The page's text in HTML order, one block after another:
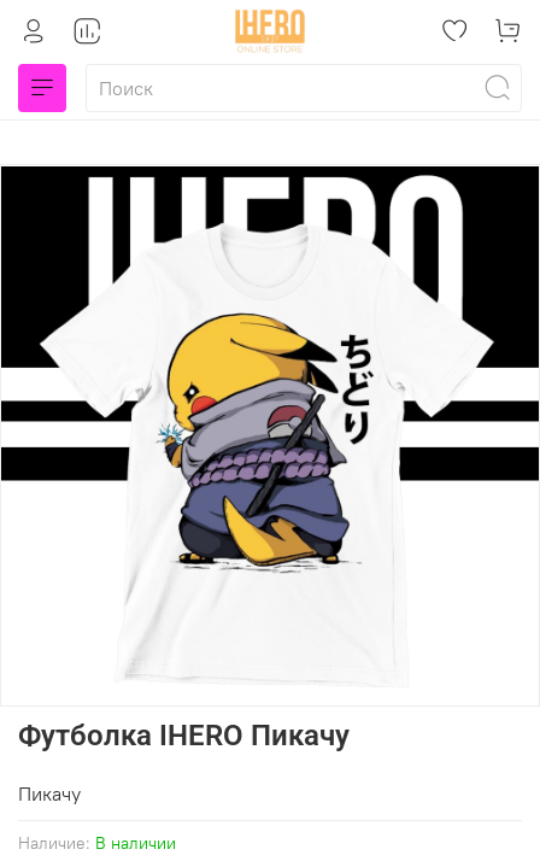
Наличие: В наличии
Футболка IHERO Пикачу
Пикачу